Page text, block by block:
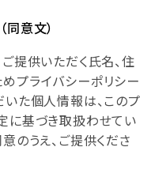
意文）
提供いただく氏名、住
プライバシーポリシー
いた個人情報は、このプ
に基づき取扱わせてい
のうえ、ご提供くださ